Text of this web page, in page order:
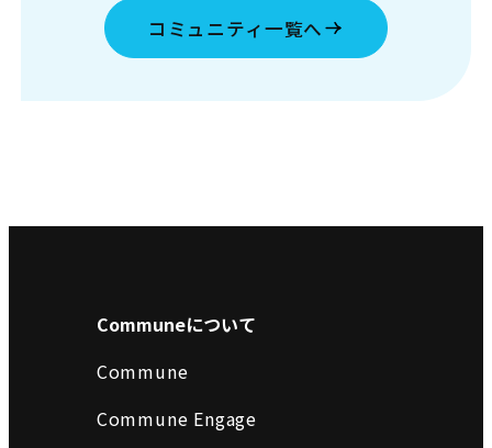
コミュニティ一覧へ
Communeについて
Commune
Commune Engage